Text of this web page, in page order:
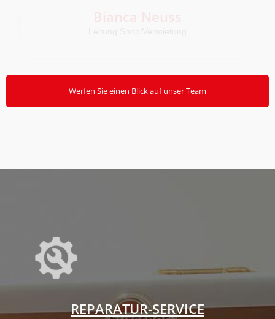
Werfen Sie einen Blick auf unser Team
REPARATUR-SERVICE